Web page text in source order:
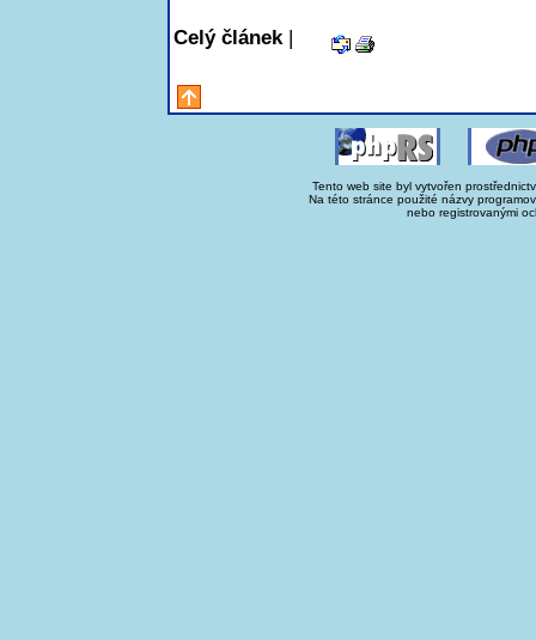
Celý článek|
Tento web site byl vytvořen
Na této stránce použité názvy
nebo registrovanými